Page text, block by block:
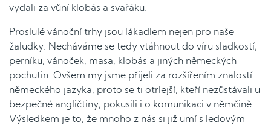
vydali za vůní klobás a svařáku.
Proslulé vánoční trhy jsou lákadlem nejen pro naše
žaludky. Necháváme se tedy vtáhnout do víru sladkostí,
perníku, vánoček, masa, klobás a jiných německých
pochutin. Ovšem my jsme přijeli za rozšířením znalostí
německého jazyka, proto se ti otrlejší, kteří nezůstávali u
bezpečné angličtiny, pokusili i o komunikaci v němčině.
Výsledkem je to, že mnoho z nás si již umí s ledovým